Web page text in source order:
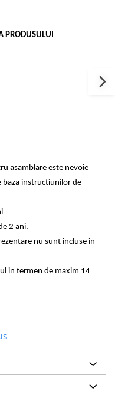
PRODUSULUI
asamblare este nevoie
baza instructiunilor de
2 ani.
nu sunt incluse in
in termen de maxim 14